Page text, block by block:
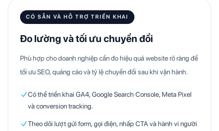
CÓ SẴN VÀ HỖ TRỢ TRIỂN KHAI
Đo lường và tối ưu chuyển đổi
Phù hợp cho doanh nghiệp cần đo hiệu quả website rõ ràng để
tối ưu SEO, quảng cáo và tỷ lệ chuyển đổi sau khi vận hành.
Có thể triển khai GA4, Google Search Console, Meta Pixel
và conversion tracking.
Theo dõi lượt gửi form, gọi điện, nhấp CTA và hành vi người